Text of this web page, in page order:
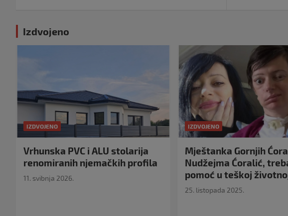
Izdvojeno
IZDVOJENO
Vrhunska PVC i ALU stolarija
renomiranih njemačkih profila
11. svibnja 2026.
IZDVOJENO
Mještanka Gornjih
Nudžejma Ćoralić,
pomoć u teškoj
25. listopada 2025.